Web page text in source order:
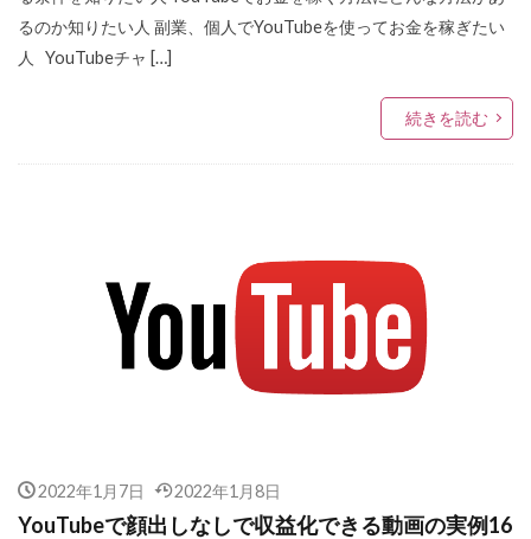
るのか知りたい人 副業、個人でYouTubeを使ってお金を稼ぎたい
人 YouTubeチャ […]
続きを読む
2022年1月7日 2022年1月8日
YouTubeで顔出しなしで収益化できる動画の実例16